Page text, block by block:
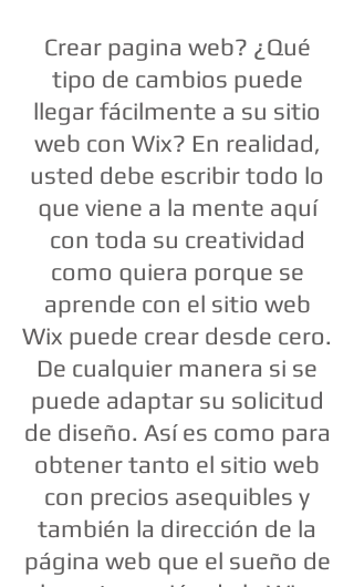
Crear pagina web? ¿Qué
tipo de cambios puede
llegar fácilmente a su sitio
web con Wix? En realidad,
usted debe escribir todo lo
que viene a la mente aquí
con toda su creatividad
como quiera porque se
aprende con el sitio web
Wix puede crear desde cero.
De cualquier manera si se
puede adaptar su solicitud
de diseño. Así es como para
obtener tanto el sitio web
con precios asequibles y
también la dirección de la
página web que el sueño de